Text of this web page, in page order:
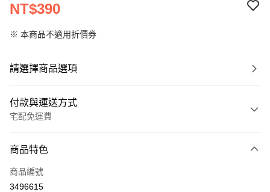
NT$390
※ 本商品不適用折價券
請選擇商品選項
付款與運送方式
宅配免運費
信用卡一次付款
超商取貨付款
商品特色
商品編號
3496615